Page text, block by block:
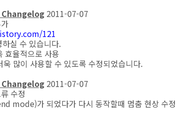
2011-07-07
121
실 수 있습니다.
효율적으로 사용
많이 사용할 수 있도록 수정되었습니다.
2011-07-07
수정
mode)가 되었다가 다시 동작할때 멈춤 현상 수정